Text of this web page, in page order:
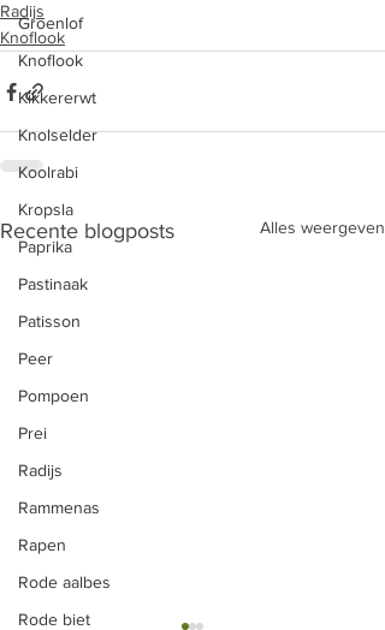
Groenlof
Knoflook
Kikkererwt
Knolselder
Koolrabi
Kropsla
Paprika
Pastinaak
Patisson
Peer
Pompoen
Prei
Radijs
Rammenas
Rapen
Rode aalbes
Rode biet
Radijs
Knoflook
Recente blogposts Alles weergeven